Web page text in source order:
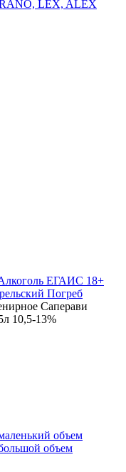
LEX, ALEX
ЕГАИС 18+
Погреб
Саперави
10,5-13%
объем
объем